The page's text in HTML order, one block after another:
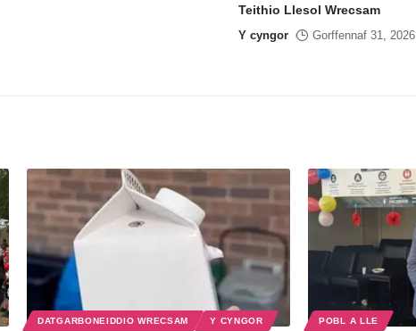
Teithio Llesol Wrecsam
Y cyngor Gorffennaf 31, 2026
DATGARBONEIDDIO WRECSAM Y CYNGOR POBL A LLE